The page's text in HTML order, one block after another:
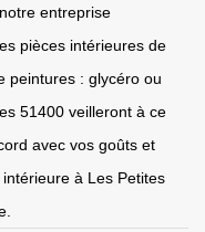
entreprise
pièces intérieures de
peintures : glycéro ou
51400 veilleront à ce
avec vos goûts et
à Les Petites